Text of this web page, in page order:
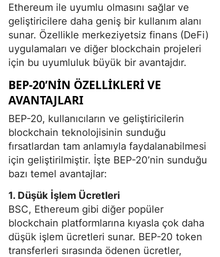
Ethereum ile uyumlu olmasını sağlar ve
geliştiricilere daha geniş bir kullanım alanı
sunar. Özellikle merkeziyetsiz finans (DeFi)
uygulamaları ve diğer blockchain projeleri
için bu uyumluluk büyük bir avantajdır.
BEP-20’NIN ÖZELLIKLERI VE
AVANTAJLARI
BEP-20, kullanıcıların ve geliştiricilerin
blockchain teknolojisinin sunduğu
fırsatlardan tam anlamıyla faydalanabilmesi
için geliştirilmiştir. İşte BEP-20’nin sunduğu
bazı temel avantajlar:
1. Düşük İşlem Ücretleri
BSC, Ethereum gibi diğer popüler
blockchain platformlarına kıyasla çok daha
düşük işlem ücretleri sunar. BEP-20 token
transferleri sırasında ödenen ücretler,